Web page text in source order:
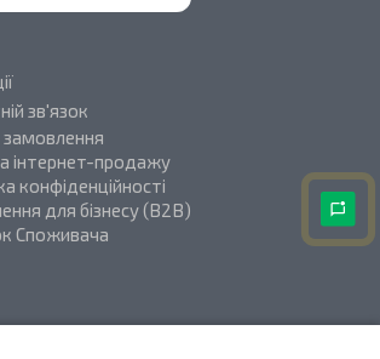
зв'язок
інтернет-продажу
конфіденційності
для бізнесу (B2B)
Споживача